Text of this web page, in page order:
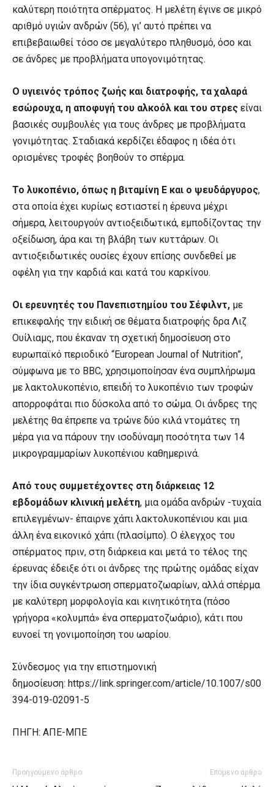
καλύτερη ποιότητα σπέρματος. Η μελέτη έγινε σε μικρό
αριθμό υγιών ανδρών (56), γι’ αυτό πρέπει να
επιβεβαιωθεί τόσο σε μεγαλύτερο πληθυσμό, όσο και
σε άνδρες με προβλήματα υπογονιμότητας.
Ο υγιεινός τρόπος ζωής και διατροφής, τα χαλαρά
εσώρουχα, η αποφυγή του αλκοόλ και του στρες είναι
βασικές συμβουλές για τους άνδρες με προβλήματα
γονιμότητας. Σταδιακά κερδίζει έδαφος η ιδέα ότι
ορισμένες τροφές βοηθούν το σπέρμα.
Το λυκοπένιο, όπως η βιταμίνη Ε και ο ψευδάργυρος,
στα οποία έχει κυρίως εστιαστεί η έρευνα μέχρι
σήμερα, λειτουργούν αντιοξειδωτικά, εμποδίζοντας την
οξείδωση, άρα και τη βλάβη των κυττάρων. Οι
αντιοξειδωτικές ουσίες έχουν επίσης συνδεθεί με
οφέλη για την καρδιά και κατά του καρκίνου.
Οι ερευνητές του Πανεπιστημίου του Σέφιλντ, με
επικεφαλής την ειδική σε θέματα διατροφής δρα Λιζ
Ουίλιαμς, που έκαναν τη σχετική δημοσίευση στο
ευρωπαϊκό περιοδικό “European Journal of Nutrition”,
σύμφωνα με το BBC, χρησιμοποίησαν ένα συμπλήρωμα
με λακτολυκοπένιο, επειδή το λυκοπένιο των τροφών
απορροφάται πιο δύσκολα από το σώμα. Οι άνδρες της
μελέτης θα έπρεπε να τρώνε δύο κιλά ντομάτες τη
μέρα για να πάρουν την ισοδύναμη ποσότητα των 14
μικρογραμμαρίων λυκοπένιου καθημερινά.
Από τους συμμετέχοντες στη διάρκειας 12
εβδομάδων κλινική μελέτη, μια ομάδα ανδρών -τυχαία
επιλεγμένων- έπαιρνε χάπι λακτολυκοπένιου και μια
άλλη ένα εικονικό χάπι (πλασίμπο). Ο έλεγχος του
σπέρματος πριν, στη διάρκεια και μετά το τέλος της
έρευνας έδειξε ότι οι άνδρες της πρώτης ομάδας είχαν
την ίδια συγκέντρωση σπερματοζωαρίων, αλλά σπέρμα
με καλύτερη μορφολογία και κινητικότητα (πόσο
γρήγορα «κολυμπά» ένα σπερματοζωάριο), κάτι που
ευνοεί τη γονιμοποίηση του ωαρίου.
Σύνδεσμος για την επιστημονική
δημοσίευση: https://link.springer.com/article/10.1007/s00
394-019-02091-5
ΠΗΓΗ: ΑΠΕ-ΜΠΕ
Προηγούμενο άρθρο Επόμενο άρθρο